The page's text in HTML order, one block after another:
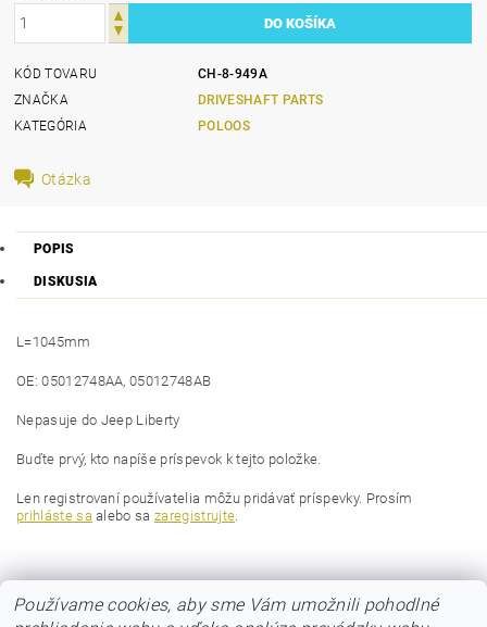
KÓD TOVARU
CH-8-949A
ZNAČKA
DRIVESHAFT PARTS
KATEGÓRIA
POLOOS
Otázka
POPIS
DISKUSIA
L=1045mm
OE: 05012748AA, 05012748AB
Nepasuje do Jeep Liberty
Buďte prvý, kto napíše príspevok k tejto položke.
Len registrovaní používatelia môžu pridávať príspevky. Prosím
prihláste sa alebo sazaregistrujte.
Používame cookies, aby sme Vám umožnili pohodlné